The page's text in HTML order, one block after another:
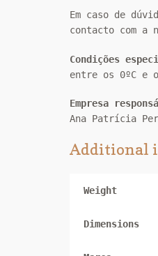
Em caso de
contacto com a
Condições
entre os 0ºC e
Empresa
Ana Patrícia
Additional
Weight
Dimensions